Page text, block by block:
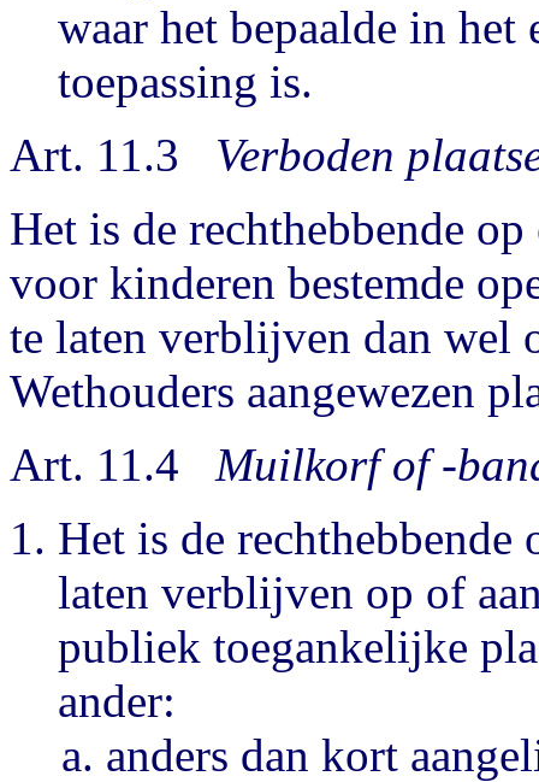
waar het bepaalde in
toepassing is.
Art. 11.3 Verboden
Het is de rechthebbende
voor kinderen bestemde
te laten verblijven dan wel
Wethouders aangewezen
Art. 11.4 Muilkorf of -
Het is de rechthebbende
laten verblijven op of
publiek toegankelijke
ander:
anders dan kort